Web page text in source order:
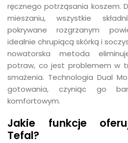
ręcznego potrząsania koszem.
mieszaniu, wszystkie
pokrywane rozgrzanym
idealnie chrupiącą skórką i
nowatorska metoda
potraw, co jest problemem w
smażenia. Technologia Dual
gotowania, czyniąc go
komfortowym.
Jakie funkcje
Tefal?